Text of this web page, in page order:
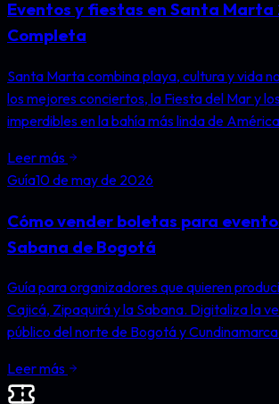
Eventos y fiestas en Santa Marta
Completa
Santa Marta combina playa, cultura y vida
los mejores conciertos, la Fiesta del Mar y
imperdibles en la bahía más linda de
Leer más
Guía10 de may de 2026
Cómo vender boletas para
Sabana de Bogotá
Guía para organizadores que quieren
Cajicá, Zipaquirá y la Sabana. Digitaliza la
público del norte de Bogotá y
Leer más